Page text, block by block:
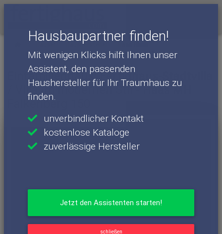
Hausbaupartner finden!
Mit wenigen Klicks hilft Ihnen unser
Assistent, den passenden
Haushersteller für Ihr Traumhaus zu
finden.
unverbindlicher Kontakt
kostenlose Kataloge
zuverlässige Hersteller
Jetzt den Assistenten starten!
schließen
Haushersteller
Haas Haus - Häuser
Haas MH Falkenberg 150
Einfamilienhaus: Fertighaus-Stadtvilla
/ Villa im modernen Stil - Haas MH
Falkenberg 150